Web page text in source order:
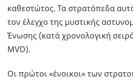
καθεστώτος. Τα στρατόπεδα
τον έλεγχο της μυστικής
Ένωσης (κατά χρονολογική
MVD).
Οι πρώτοι «ένοικοι» των